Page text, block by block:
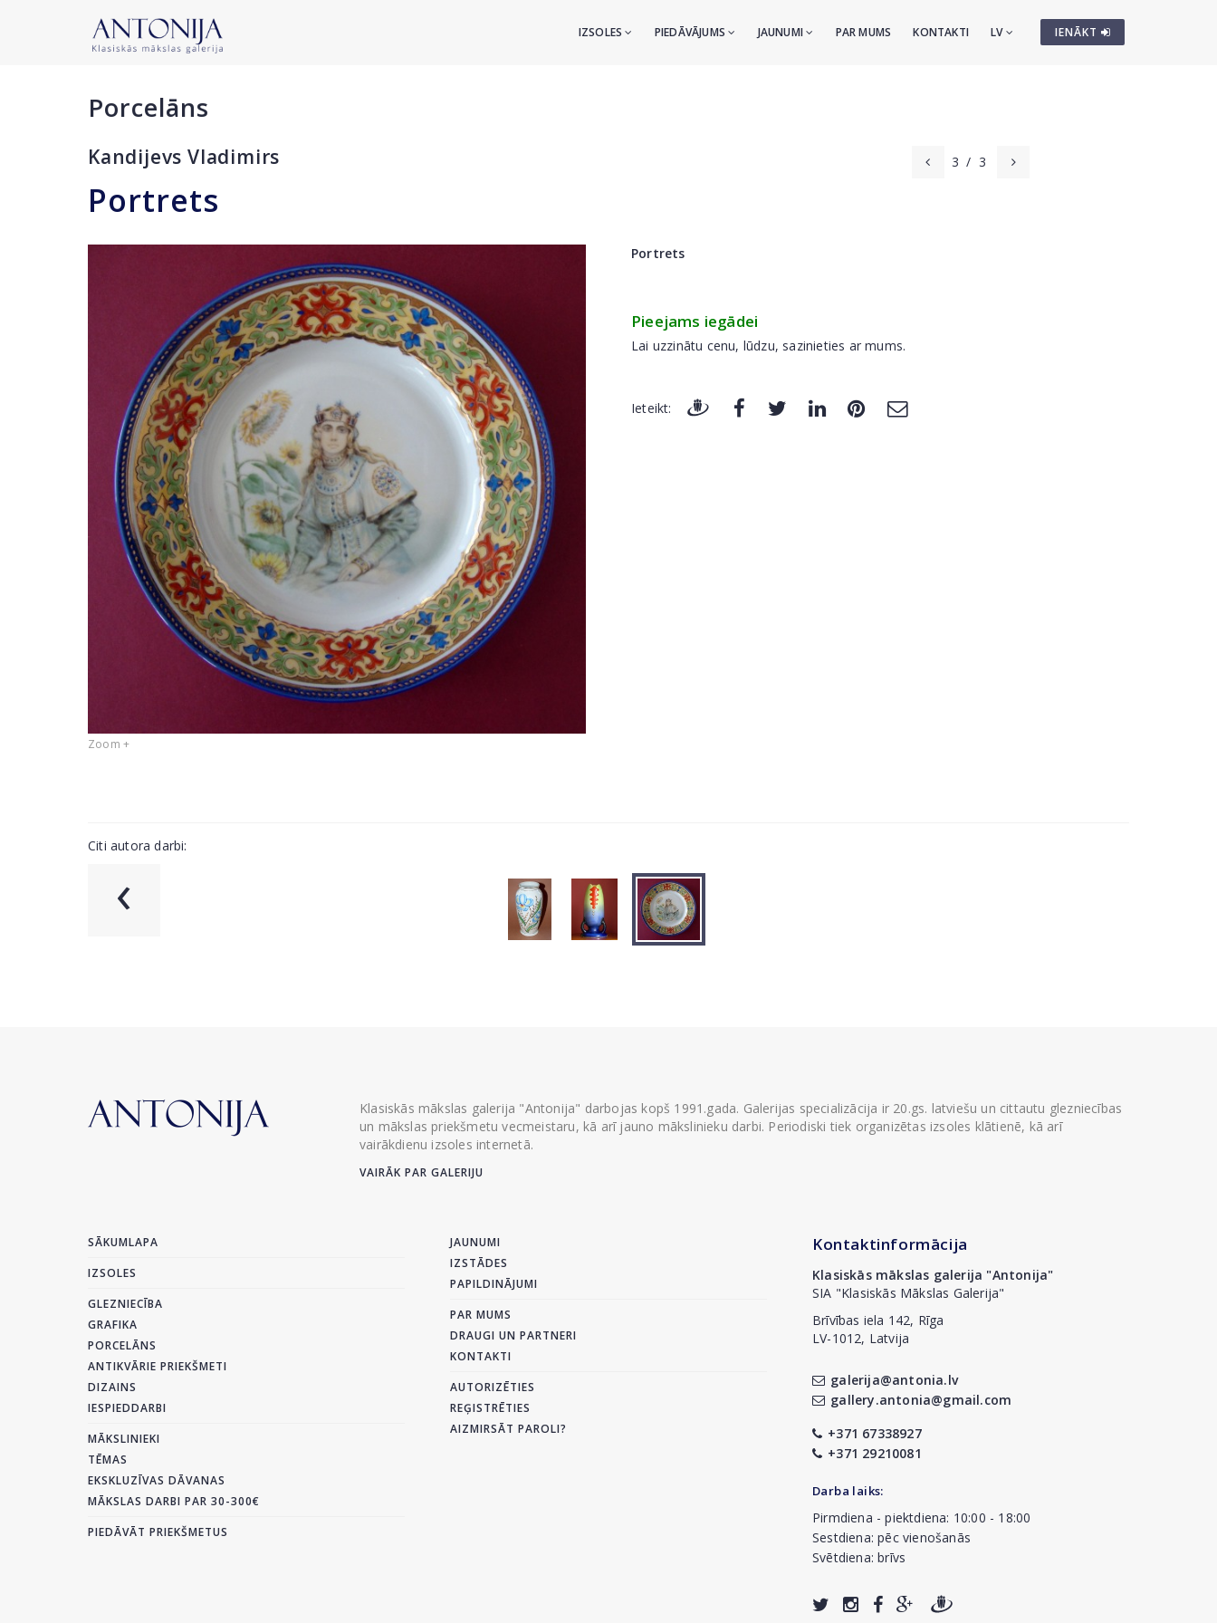
IENĀKT
IZSOLES PIEDĀVĀJUMS JAUNUMI PAR MUMS KONTAKTI LV
Porcelāns
Kandijevs Vladimirs 3 / 3
Portrets
Zoom +
Portrets
Pieejams iegādei
Lai uzzinātu cenu, lūdzu, sazinieties ar mums.
Ieteikt:
Citi autora darbi:
‹
Klasiskās mākslas galerija "Antonija" darbojas kopš 1991.gada. Galerijas specializācija ir 20.gs. latviešu un cittautu glezniecības
un mākslas priekšmetu vecmeistaru, kā arī jauno mākslinieku darbi. Periodiski tiek organizētas izsoles klātienē, kā arī
vairākdienu izsoles internetā.
VAIRĀK PAR GALERIJU
SĀKUMLAPA
IZSOLES
GLEZNIECĪBA
GRAFIKA
PORCELĀNS
ANTIKVĀRIE PRIEKŠMETI
DIZAINS
IESPIEDDARBI
MĀKSLINIEKI
TĒMAS
EKSKLUZĪVAS DĀVANAS
MĀKSLAS DARBI PAR 30-300€
PIEDĀVĀT PRIEKŠMETUS
JAUNUMI
IZSTĀDES
PAPILDINĀJUMI
PAR MUMS
DRAUGI UN PARTNERI
KONTAKTI
AUTORIZĒTIES
REĢISTRĒTIES
AIZMIRSĀT PAROLI?
Kontaktinformācija
Klasiskās mākslas galerija "Antonija"
SIA "Klasiskās Mākslas Galerija"
Brīvības iela 142, Rīga
LV-1012, Latvija
galerija@antonia.lv
gallery.antonia@gmail.com
+371 67338927
+371 29210081
Darba laiks:
Pirmdiena - piektdiena: 10:00 - 18:00
Sestdiena: pēc vienošanās
Svētdiena: brīvs